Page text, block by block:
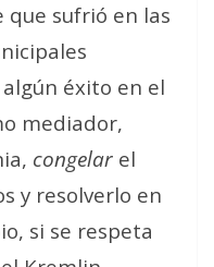
que sufrió en las
éxito en el
mediador,
congelar el
y resolverlo en
si se respeta